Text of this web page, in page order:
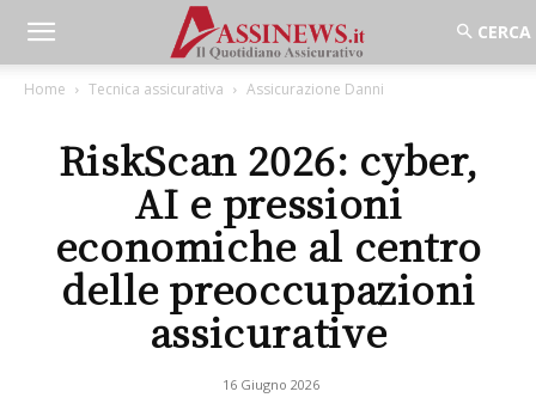
Home Tecnica assicurativa Assicurazione Danni
RiskScan 2026: cyber,
AI e pressioni
economiche al centro
delle preoccupazioni
assicurative
16 Giugno 2026